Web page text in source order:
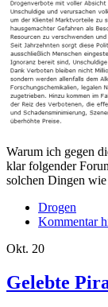
Warum ich gegen
klar folgender
solchen Dingen wie
Drogen
Kommentar
Okt. 20
Gelebte